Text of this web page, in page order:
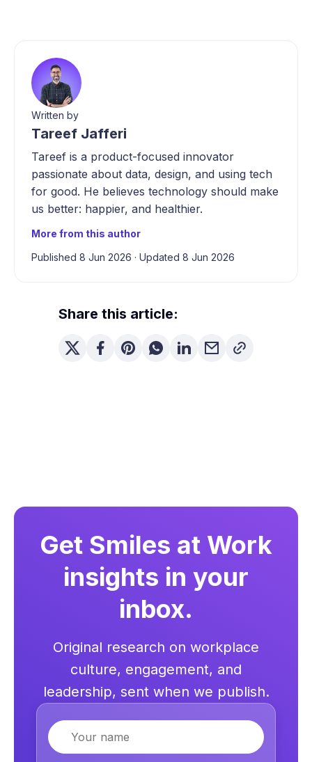
Written by
Tareef Jafferi
Tareef is a product-focused innovator
passionate about data, design, and using tech
for good. He believes technology should make
us better: happier, and healthier.
More from this author
Published 8 Jun 2026 · Updated 8 Jun 2026
Share this article:
Get Smiles at Work
insights in your
inbox.
Original research on workplace
culture, engagement, and
leadership, sent when we publish.
Name